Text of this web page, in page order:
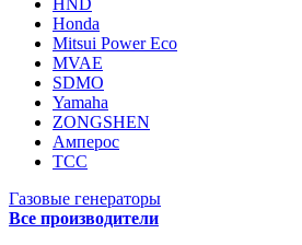
HND
Honda
Mitsui Power Eco
MVAE
SDMO
Yamaha
ZONGSHEN
Амперос
ТСС
Газовые генераторы
Все производители